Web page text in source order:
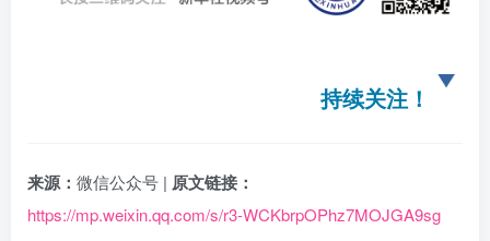
持续关注！
来源： 微信公众号 | 原文链接：
https://mp.weixin.qq.com/s/r3-WCKbrpOPhz7MOJGA9sg